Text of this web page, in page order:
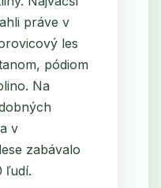
práve v
les
pódiom
Na
v
zabávalo
ľudí.